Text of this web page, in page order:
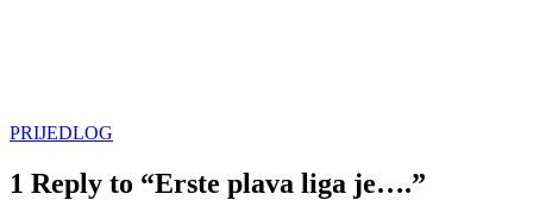
PRIJEDLOG
1 Reply to “Erste plava liga je….”